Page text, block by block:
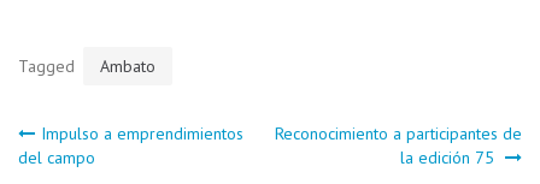
Tagged Ambato
Navegación
Impulso a emprendimientos
del campo
Reconocimiento a participantes de
la edición 75